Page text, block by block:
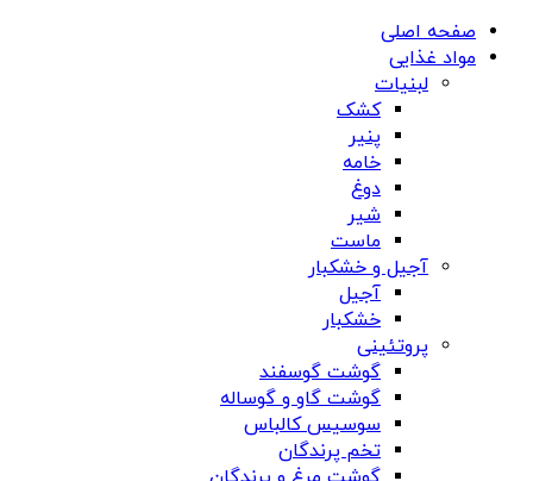
صفحه اصلی
مواد غذایی
لبنیات
کشک
پنیر
خامه
دوغ
شیر
ماست
آجیل و خشکبار
آجیل
خشکبار
پروتئینی
گوشت گوسفند
گوشت گاو و گوساله
سوسیس کالباس
تخم پرندگان